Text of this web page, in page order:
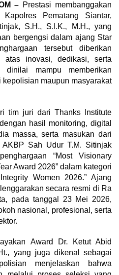
– Prestasi membanggakan
Pematang Siantar,
S.H., S.I.K., M.H., yang
bergengsi dalam ajang Star
tersebut diberikan
atas inovasi, dedikasi, serta
dinilai mampu memberikan
maupun masyarakat
tim juri dari Thanks Institute
hasil monitoring, digital
massa, serta masukan dari
Sah Udur T.M. Sitinjak
“Most Visionary
Award 2026” dalam kategori
Women 2026.” Ajang
secara resmi di Ra
pada tanggal 23 Mei 2026,
nasional, profesional, serta
Award Dr. Ketut Abid
yang juga dikenal sebagai
menjelaskan bahwa